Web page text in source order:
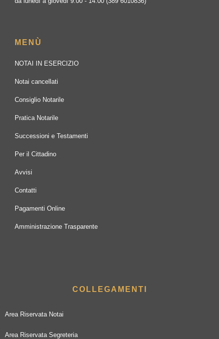
MENÙ
NOTAI IN ESERCIZIO
Notai cancellati
Consiglio Notarile
Pratica Notarile
Successioni e Testamenti
Per il Cittadino
Avvisi
Contatti
Pagamenti Online
Amministrazione Trasparente
COLLEGAMENTI
Area Riservata Notai
Area Riservata Segreteria